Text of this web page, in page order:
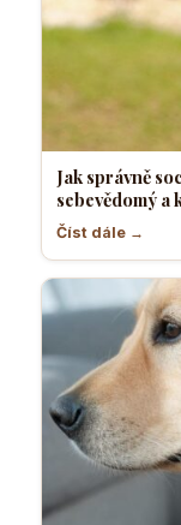
Jak správně
sebevědomý a
Číst dále →